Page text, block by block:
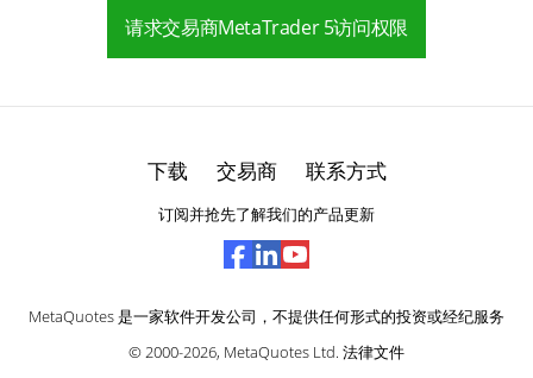
请求交易商MetaTrader 5访问权限
下载 交易商 联系方式
订阅并抢先了解我们的产品更新
MetaQuotes 是一家软件开发公司，不提供任何形式的投资或经纪服务
© 2000-2026, MetaQuotes Ltd. 法律文件